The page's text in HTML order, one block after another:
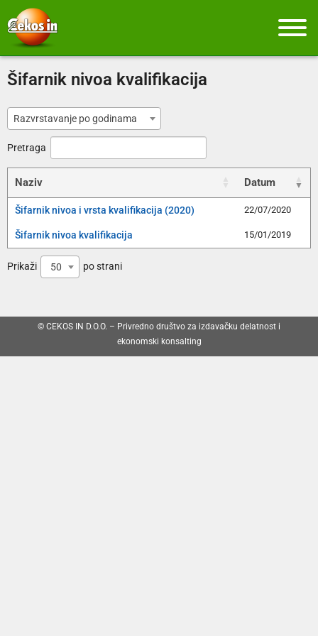
Šifarnik nivoa kvalifikacija
Razvrstavanje po godinama
Pretraga
Naziv Datum
Šifarnik nivoa i vrsta kvalifikacija (2020) 22/07/2020
Šifarnik nivoa kvalifikacija 15/01/2019
Prikaži 50 po strani
© CEKOS IN D.O.O. – Privredno društvo za izdavačku delatnost i
ekonomski konsalting